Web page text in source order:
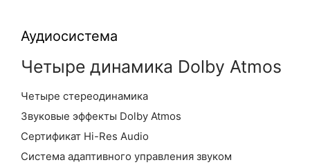
Аудиосистема
Четыре динамика Dolby Atmos
Четыре стереодинамика
Звуковые эффекты Dolby Atmos
Сертификат Hi-Res Audio
Система адаптивного управления звуком